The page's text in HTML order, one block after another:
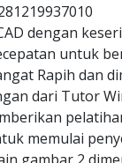
dengan
untuk
Rapih dan
dari Tutor
memulai